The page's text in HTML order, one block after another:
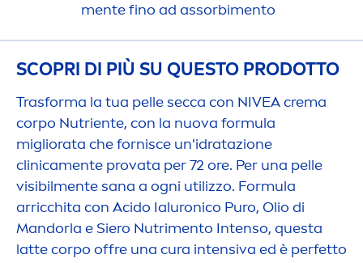
mente fino ad assorbimento
SCOPRI DI PIÙ SU QUESTO PRODOTTO
Trasforma la tua pelle secca con NIVEAcrema
corpo Nutriente, con la nuova formula
migliorata che fornisce un'idratazione
clinicamente provata per 72 ore. Per una pelle
visibilmente sana a ogni utilizzo. Formula
arricchita con Acido Ialuronico Puro, Olio di
Mandorla e Siero Nutrimento Intenso, questa
latte corpo offre una cura intensiva ed è perfetto